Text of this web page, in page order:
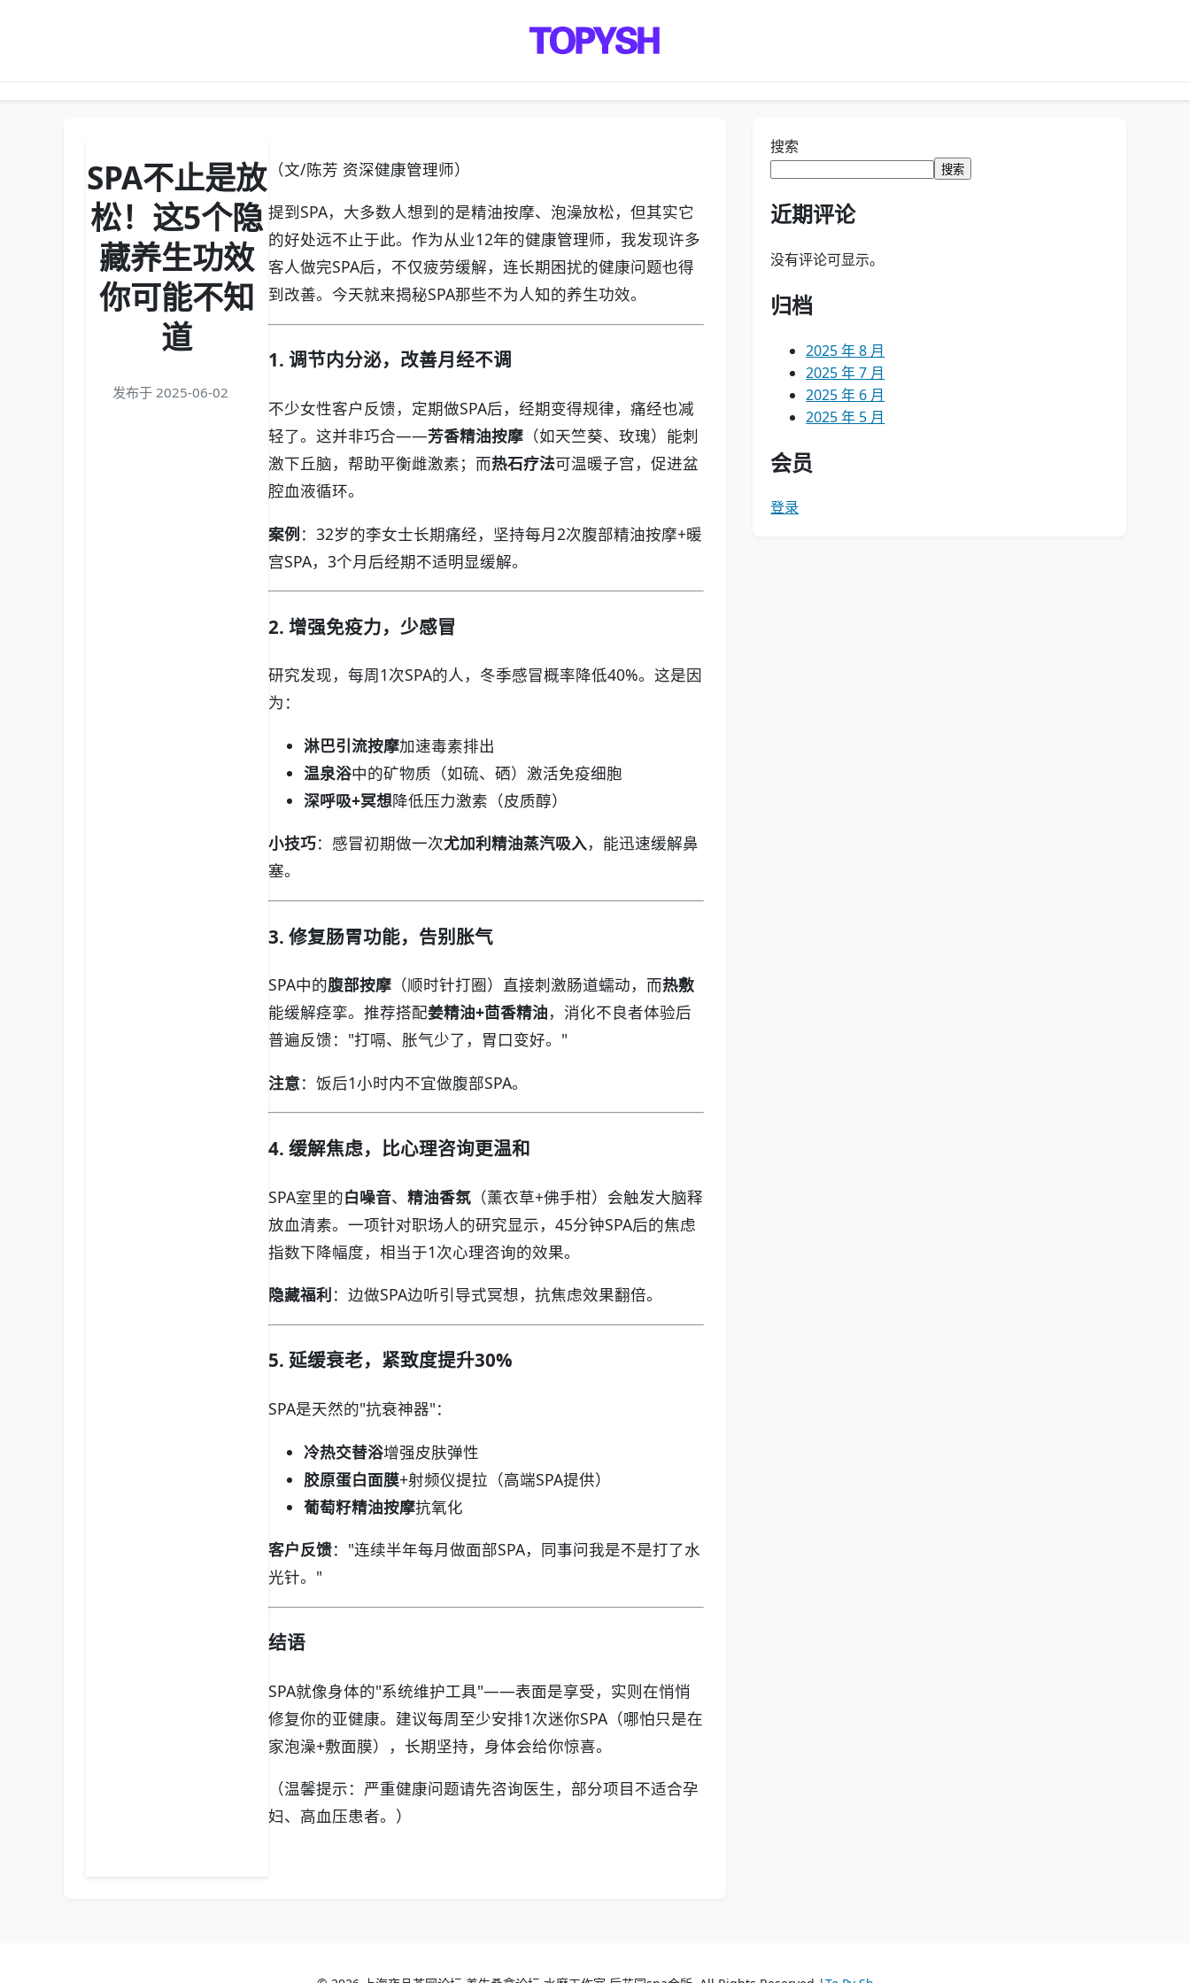
SPA不止是放
松！这5个隐
藏养生功效
你可能不知
道
发布于 2025-06-02
（文/陈芳 资深健康管理师）
提到SPA，大多数人想到的是精油按摩、泡澡放松，但其实它
的好处远不止于此。作为从业12年的健康管理师，我发现许多
客人做完SPA后，不仅疲劳缓解，连长期困扰的健康问题也得
到改善。今天就来揭秘SPA那些不为人知的养生功效。
1. 调节内分泌，改善月经不调
不少女性客户反馈，定期做SPA后，经期变得规律，痛经也减
轻了。这并非巧合——芳香精油按摩（如天竺葵、玫瑰）能刺
激下丘脑，帮助平衡雌激素；而热石疗法可温暖子宫，促进盆
腔血液循环。
案例：32岁的李女士长期痛经，坚持每月2次腹部精油按摩+暖
宫SPA，3个月后经期不适明显缓解。
2. 增强免疫力，少感冒
研究发现，每周1次SPA的人，冬季感冒概率降低40%。这是因
为：
淋巴引流按摩加速毒素排出
温泉浴中的矿物质（如硫、硒）激活免疫细胞
深呼吸+冥想降低压力激素（皮质醇）
小技巧：感冒初期做一次尤加利精油蒸汽吸入，能迅速缓解鼻
塞。
3. 修复肠胃功能，告别胀气
SPA中的腹部按摩（顺时针打圈）直接刺激肠道蠕动，而热敷
能缓解痉挛。推荐搭配姜精油+茴香精油，消化不良者体验后
普遍反馈："打嗝、胀气少了，胃口变好。"
注意：饭后1小时内不宜做腹部SPA。
4. 缓解焦虑，比心理咨询更温和
SPA室里的白噪音、 精油香氛（薰衣草+佛手柑）会触发大脑释
放血清素。一项针对职场人的研究显示，45分钟SPA后的焦虑
指数下降幅度，相当于1次心理咨询的效果。
隐藏福利：边做SPA边听引导式冥想，抗焦虑效果翻倍。
5. 延缓衰老，紧致度提升30%
SPA是天然的"抗衰神器"：
冷热交替浴增强皮肤弹性
胶原蛋白面膜+射频仪提拉（高端SPA提供）
葡萄籽精油按摩抗氧化
客户反馈："连续半年每月做面部SPA，同事问我是不是打了水
光针。"
结语
SPA就像身体的"系统维护工具"——表面是享受，实则在悄悄
修复你的亚健康。建议每周至少安排1次迷你SPA（哪怕只是在
家泡澡+敷面膜），长期坚持，身体会给你惊喜。
（温馨提示：严重健康问题请先咨询医生，部分项目不适合孕
妇、高血压患者。）
搜索
搜索
近期评论
没有评论可显示。
归档
2025 年 8 月
2025 年 7 月
2025 年 6 月
2025 年 5 月
会员
登录